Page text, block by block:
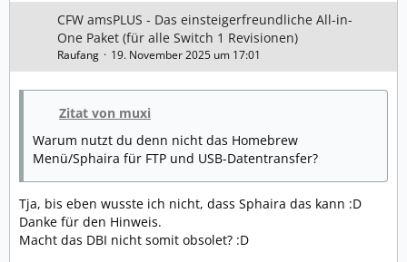
CFW amsPLUS - Das einsteigerfreundliche All-in-
One Paket (für alle Switch 1 Revisionen)
Raufang 19. November 2025 um 17:01
Zitat von muxi
Warum nutzt du denn nicht das Homebrew
Menü/Sphaira für FTP und USB-Datentransfer?
Tja, bis eben wusste ich nicht, dass Sphaira das kann :D
Danke für den Hinweis.
Macht das DBI nicht somit obsolet? :D